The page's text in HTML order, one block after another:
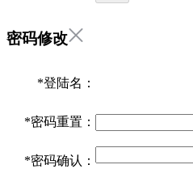
密码修改
*登陆名：
*密码重置：
*密码确认：